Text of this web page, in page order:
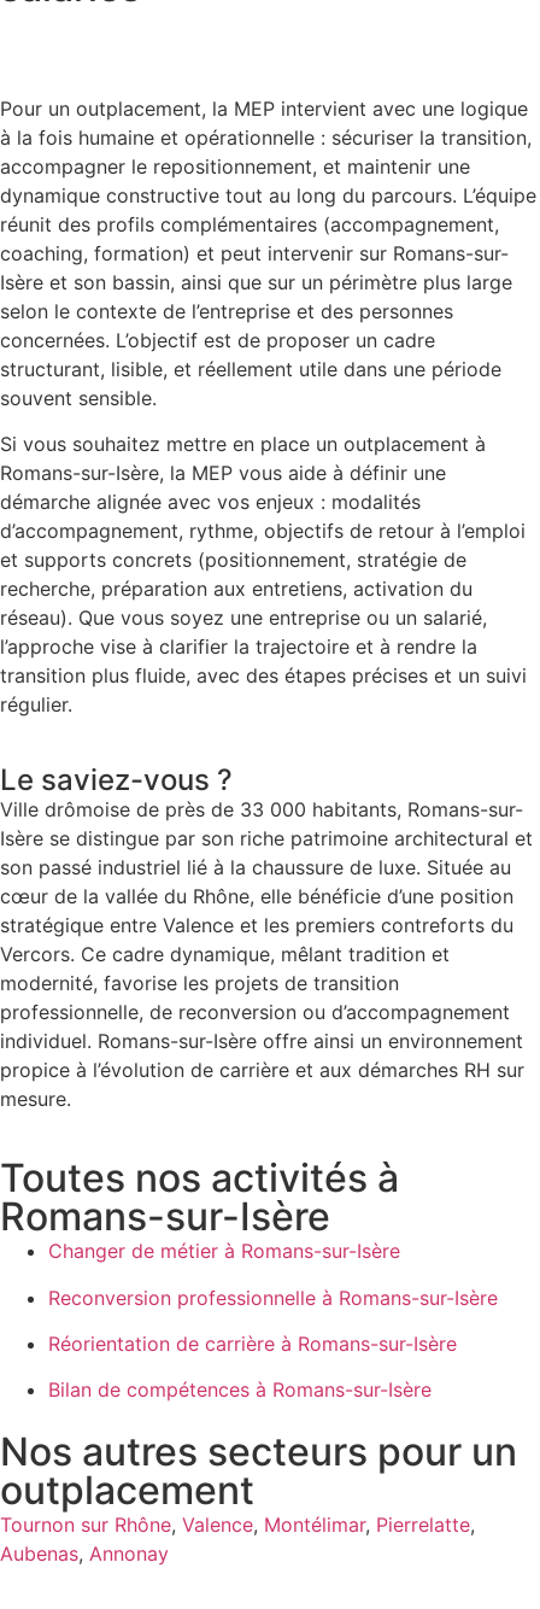
Pour un outplacement, la MEP intervient avec une logique
à la fois humaine et opérationnelle : sécuriser la transition,
accompagner le repositionnement, et maintenir une
dynamique constructive tout au long du parcours. L’équipe
réunit des profils complémentaires (accompagnement,
coaching, formation) et peut intervenir sur Romans-sur-
Isère et son bassin, ainsi que sur un périmètre plus large
selon le contexte de l’entreprise et des personnes
concernées. L’objectif est de proposer un cadre
structurant, lisible, et réellement utile dans une période
souvent sensible.
Si vous souhaitez mettre en place un outplacement à
Romans-sur-Isère, la MEP vous aide à définir une
démarche alignée avec vos enjeux : modalités
d’accompagnement, rythme, objectifs de retour à l’emploi
et supports concrets (positionnement, stratégie de
recherche, préparation aux entretiens, activation du
réseau). Que vous soyez une entreprise ou un salarié,
l’approche vise à clarifier la trajectoire et à rendre la
transition plus fluide, avec des étapes précises et un suivi
régulier.
Le saviez-vous ?
Ville drômoise de près de 33 000 habitants, Romans-sur-
Isère se distingue par son riche patrimoine architectural et
son passé industriel lié à la chaussure de luxe. Située au
cœur de la vallée du Rhône, elle bénéficie d’une position
stratégique entre Valence et les premiers contreforts du
Vercors. Ce cadre dynamique, mêlant tradition et
modernité, favorise les projets de transition
professionnelle, de reconversion ou d’accompagnement
individuel. Romans-sur-Isère offre ainsi un environnement
propice à l’évolution de carrière et aux démarches RH sur
mesure.
Toutes nos activités à
Romans-sur-Isère
Changer de métier à Romans-sur-Isère
Reconversion professionnelle à Romans-sur-Isère
Réorientation de carrière à Romans-sur-Isère
Bilan de compétences à Romans-sur-Isère
Nos autres secteurs pour un
outplacement
Tournon sur Rhône, Valence, Montélimar, Pierrelatte,
Aubenas, Annonay